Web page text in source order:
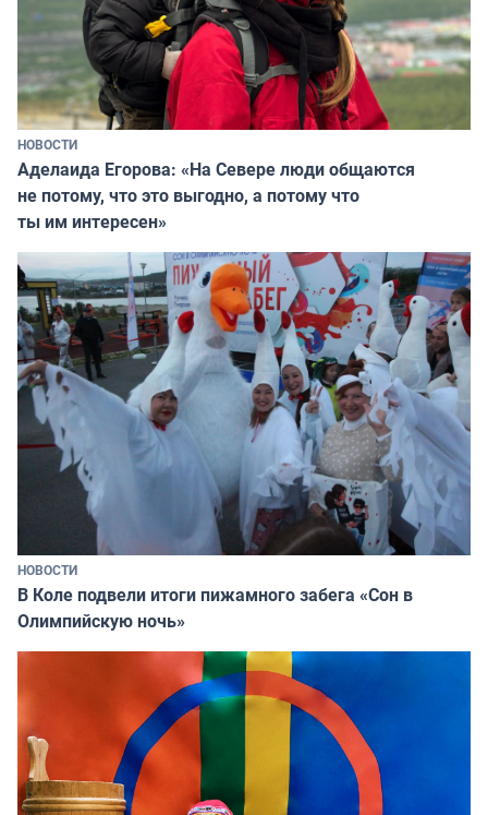
НОВОСТИ
Аделаида Егорова: «На Севере люди общаются
не потому, что это выгодно, а потому что
ты им интересен»
НОВОСТИ
В Коле подвели итоги пижамного забега «Сон в
Олимпийскую ночь»